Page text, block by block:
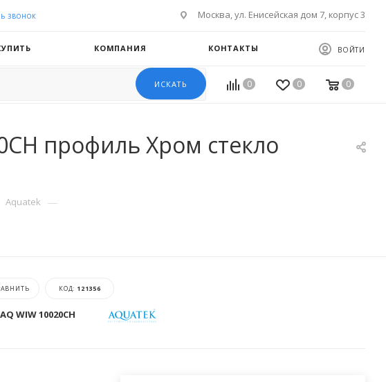
ЗВОНОК Москва, ул. Енисейская дом 7, корпус 3
КОМПАНИЯ КОНТАКТЫ ВОЙТИ
ИСКАТЬ 0 0 0
профиль Хром стекло
Aquatek —
КОД: 121356
AQ WIW 10020CH